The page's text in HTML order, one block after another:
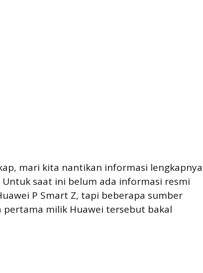
mari kita nantikan informasi lengkapnya
saat ini belum ada informasi resmi
P Smart Z, tapi beberapa sumber
milik Huawei tersebut bakal